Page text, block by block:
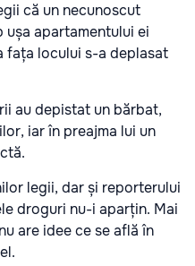
că un necunoscut
apartamentului ei
fața locului s-a deplasat
au depistat un bărbat,
iar în preajma lui un
legii, dar și reporterului
droguri nu-i aparțin. Mai
are idee ce se află în